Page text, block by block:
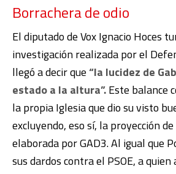
Borrachera de odio
El diputado de Vox Ignacio Hoces
investigación realizada por el
llegó a decir que“la lucidez de
estado a la altura”.Este balance
la propia Iglesia que dio su visto
excluyendo, eso sí, la proyección
elaborada por GAD3. Al igual que
sus dardos contra el PSOE, a